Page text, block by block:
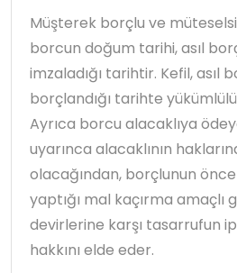
Müşterek borçlu ve
borcun doğum tarihi, asıl
imzaladığı tarihtir. Kefil, asıl
borçlandığı tarihte
Ayrıca borcu alacaklıya
uyarınca alacaklının
olacağından, borçlunun
yaptığı mal kaçırma amaçlı
devirlerine karşı tasarrufun
hakkını elde eder.